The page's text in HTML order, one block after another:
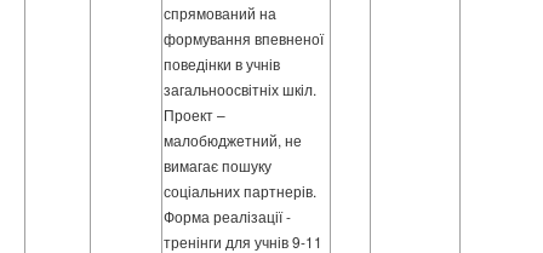
спрямований на
формування впевненої
поведінки в учнів
загальноосвітніх шкіл.
Проект –
малобюджетний, не
вимагає пошуку
соціальних партнерів.
Форма реалізації -
тренінги для учнів 9-11